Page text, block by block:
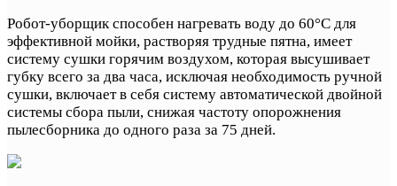
Робот-уборщик способен нагревать воду до 60°C для
эффективной мойки, растворяя трудные пятна, имеет
систему сушки горячим воздухом, которая высушивает
губку всего за два часа, исключая необходимость ручной
сушки, включает в себя систему автоматической двойной
системы сбора пыли, снижая частоту опорожнения
пылесборника до одного раза за 75 дней.